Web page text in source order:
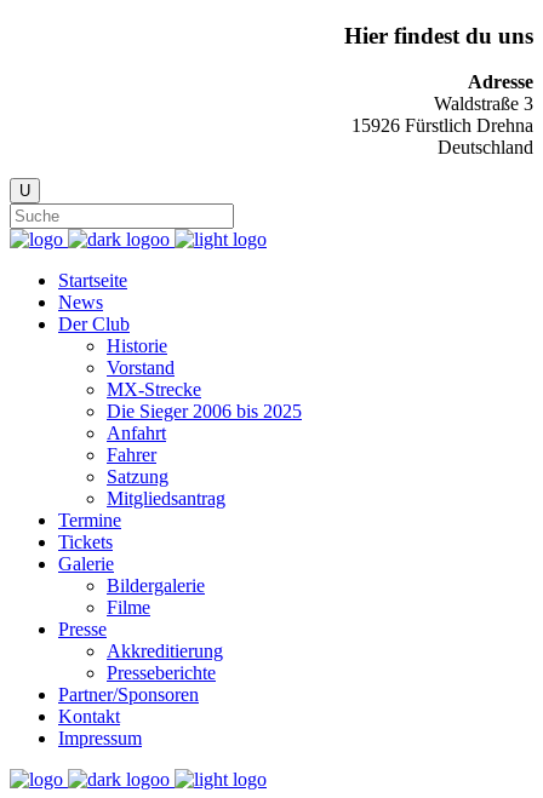
Hier findest du uns
Adresse
Waldstraße 3
15926 Fürstlich Drehna
Deutschland
Startseite
News
Der Club
Historie
Vorstand
MX-Strecke
Die Sieger 2006 bis 2025
Anfahrt
Fahrer
Satzung
Mitgliedsantrag
Termine
Tickets
Galerie
Bildergalerie
Filme
Presse
Akkreditierung
Presseberichte
Partner/Sponsoren
Kontakt
Impressum